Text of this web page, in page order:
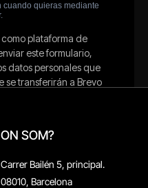
ON SOM?
Carrer Bailén 5, principal.
08010, Barcelona